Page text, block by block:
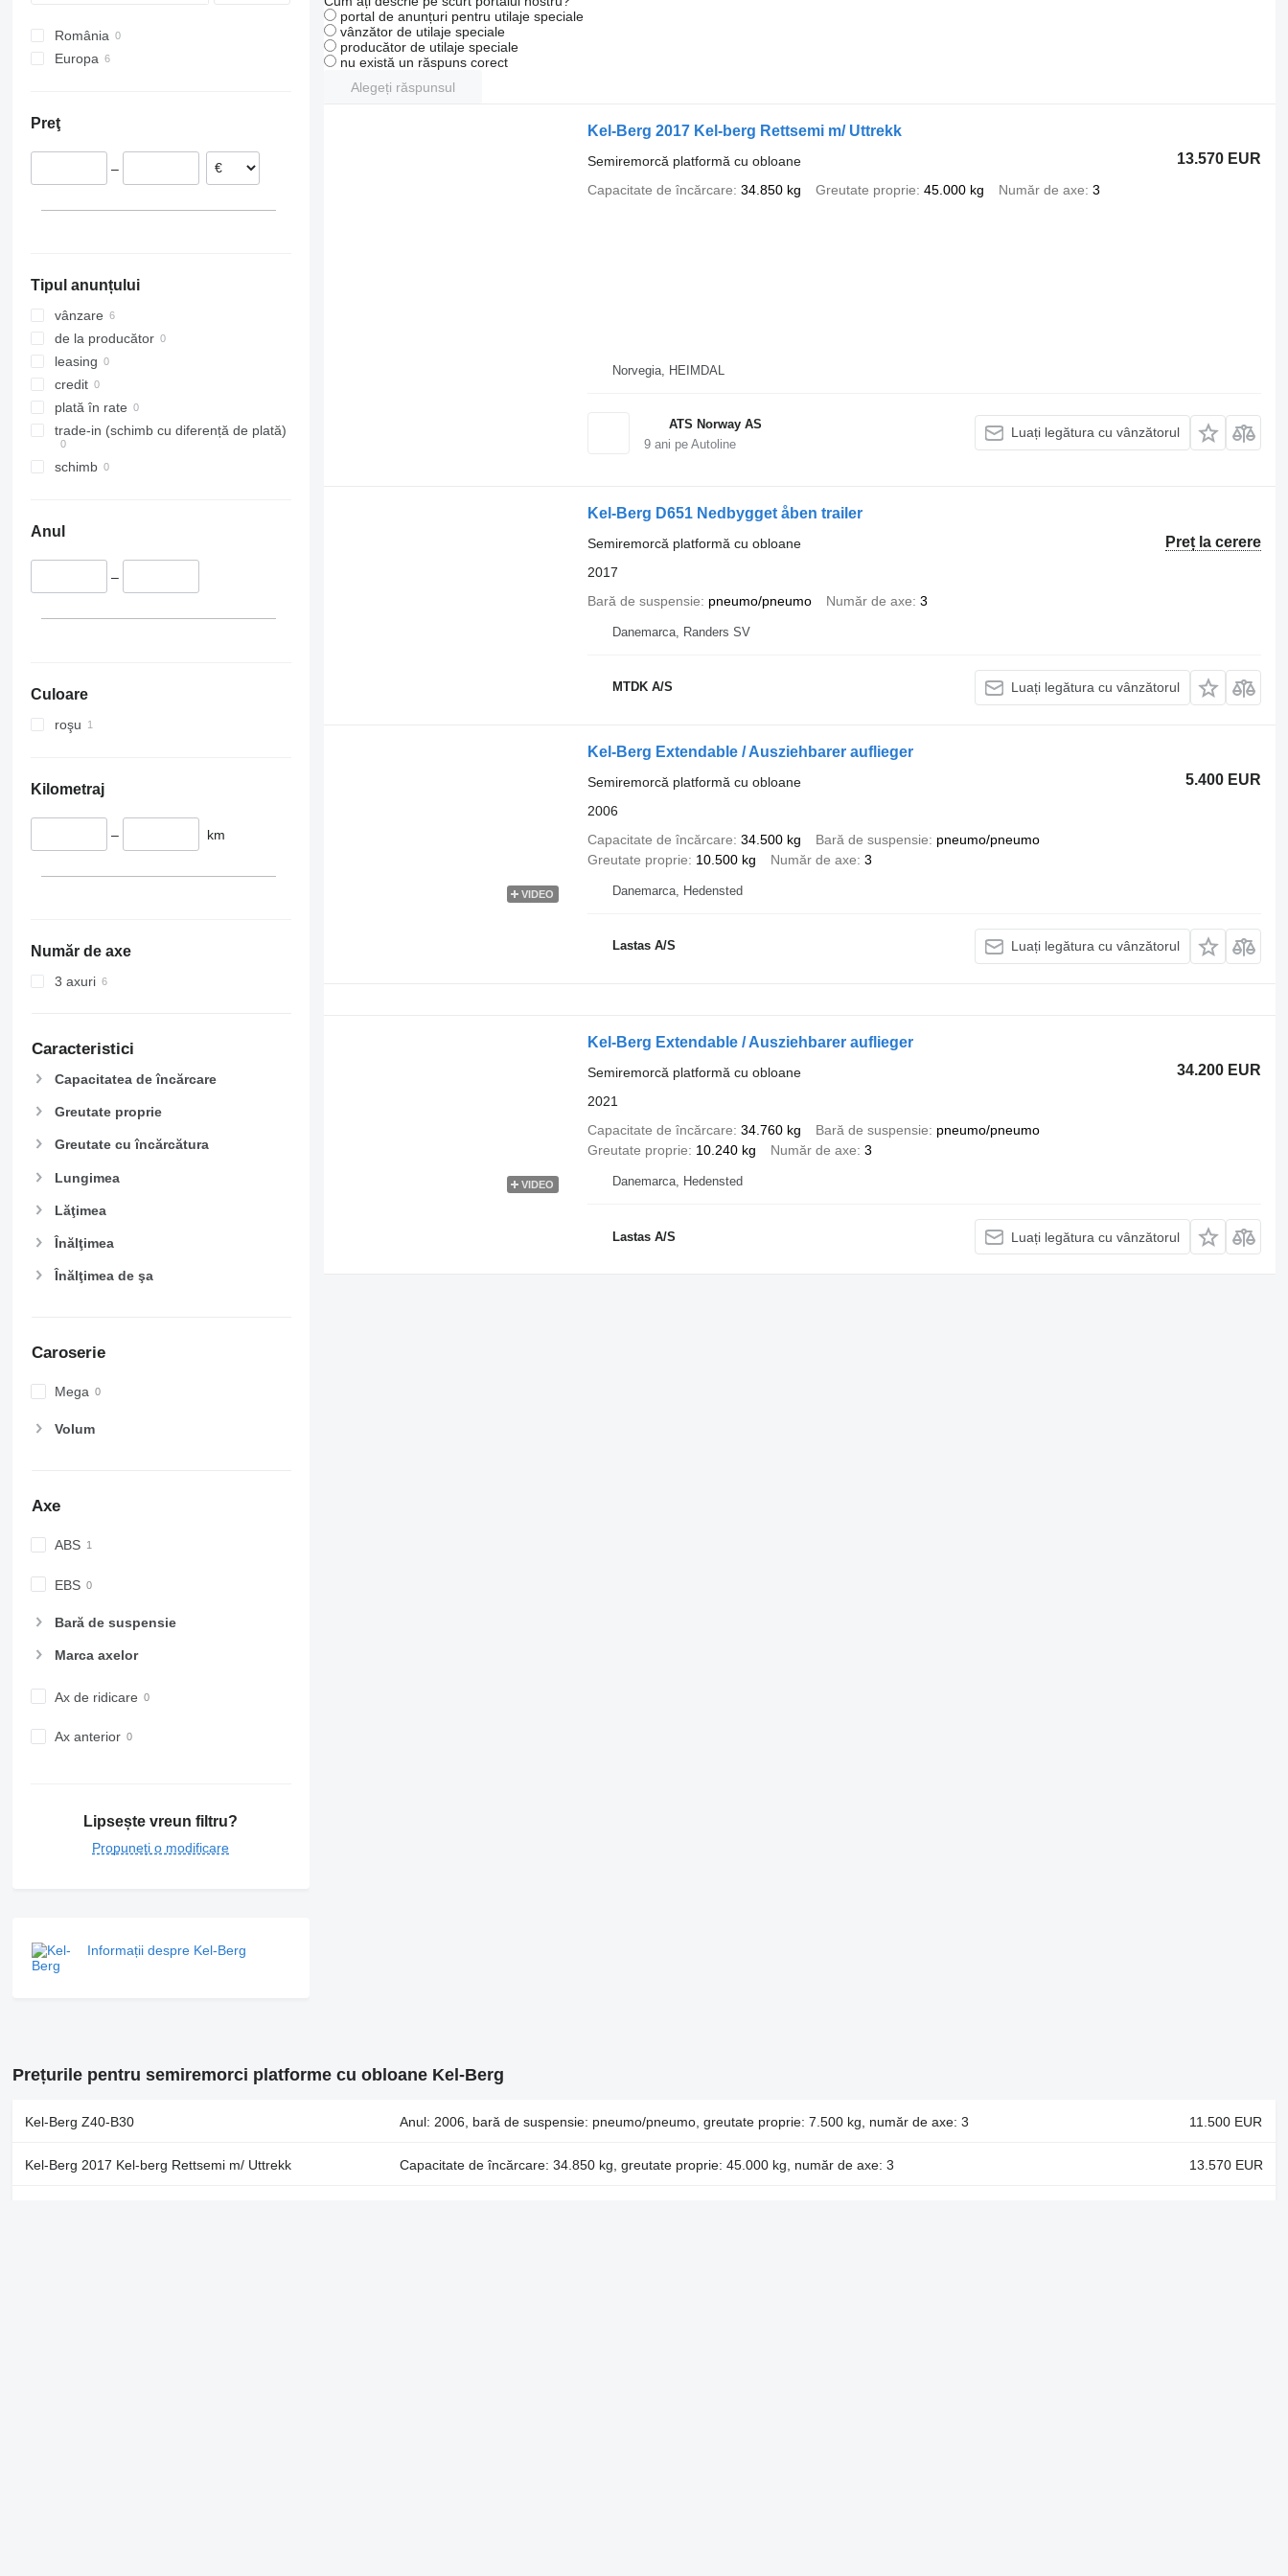
România
Europa
Preţ
–
Tipul anunțului
vânzare
de la producător
leasing
credit
plată în rate
trade-in (schimb cu diferență de plată)
schimb
Anul
–
Culoare
roşu
Kilometraj
– km
Număr de axe
3 axuri
Caracteristici
Capacitatea de încărcare
Greutate proprie
Greutate cu încărcătura
Lungimea
Lăţimea
Înălţimea
Înălţimea de şa
Caroserie
Mega
Volum
Axe
ABS
EBS
Bară de suspensie
Marca axelor
Ax de ridicare
Ax anterior
Lipsește vreun filtru?
Propuneți o modificare
Informații despre Kel-Berg
portal de anunțuri pentru utilaje speciale
vânzător de utilaje speciale
producător de utilaje speciale
nu există un răspuns corect
Alegeți răspunsul
Kel-Berg 2017 Kel-berg Rettsemi m/ Uttrekk
13.570 EUR
Semiremorcă platformă cu obloane
Capacitate de încărcare 34.850 kg Greutate proprie 45.000 kg Număr de axe 3
Norvegia, HEIMDAL
ATS Norway AS
9ani pe Autoline
Luați legătura cu vânzătorul
Kel-Berg D651 Nedbygget åben trailer
Preț la cerere
Semiremorcă platformă cu obloane
2017
Bară de suspensie
pneumo/pneumo Număr de axe 3
Danemarca, Randers SV
MTDK A/S Luați legătura cu vânzătorul
VIDEO
Kel-Berg Extendable / Ausziehbarer auflieger
5.400 EUR
Semiremorcă platformă cu obloane
2006
Capacitate de încărcare 34.500 kg Bară de suspensie
pneumo/pneumo
Greutate proprie
10.500 kg Număr de axe 3
Danemarca, Hedensted
Lastas A/S Luați legătura cu vânzătorul
VIDEO
Kel-Berg Extendable / Ausziehbarer auflieger
34.200 EUR
Semiremorcă platformă cu obloane
2021
Capacitate de încărcare 34.760 kg Bară de suspensie
pneumo/pneumo
Greutate proprie
10.240 kg Număr de axe 3
Danemarca, Hedensted
Lastas A/S Luați legătura cu vânzătorul
Prețurile pentru semiremorci platforme cu obloane Kel-Berg
Kel-Berg Z40-B30 Anul: 2006, bară de suspensie: pneumo/pneumo, greutate proprie: 7.500 kg, număr de axe: 3 11.500 EUR
Kel-Berg 2017 Kel-berg Rettsemi m/ Uttrekk Capacitate de încărcare: 34.850 kg, greutate proprie: 45.000 kg, număr de axe: 3 13.570 EUR